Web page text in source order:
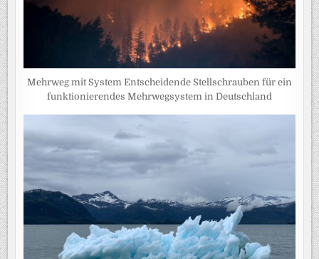
Mehrweg mit System Entscheidende Stellschrauben für ein
funktionierendes Mehrwegsystem in Deutschland